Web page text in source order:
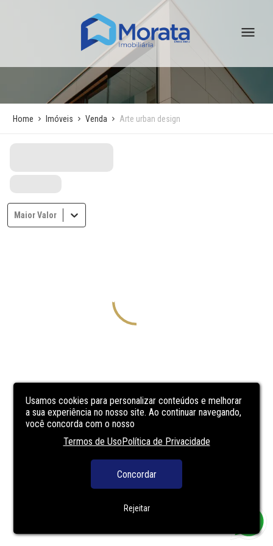
Usamos cookies para personalizar conteúdos e melhorar
a sua experiência no nosso site. Ao continuar navegando,
você concorda com o nosso
Termos de UsoPolítica de Privacidade
Concordar
Rejeitar
Home Imóveis Venda Arte urban design
Maior Valor